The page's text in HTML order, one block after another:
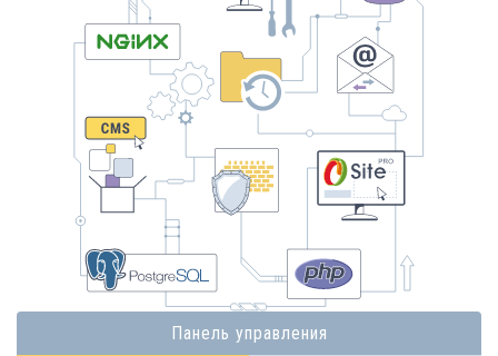
Панель управления